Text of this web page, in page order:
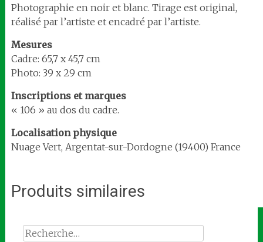
Photographie en noir et blanc. Tirage est original,
réalisé par l’artiste et encadré par l’artiste.
Mesures
Cadre: 65,7 x 45,7 cm
Photo: 39 x 29 cm
Inscriptions et marques
« 106 » au dos du cadre.
Localisation physique
Nuage Vert, Argentat-sur-Dordogne (19400) France
Produits similaires
Rechercher :